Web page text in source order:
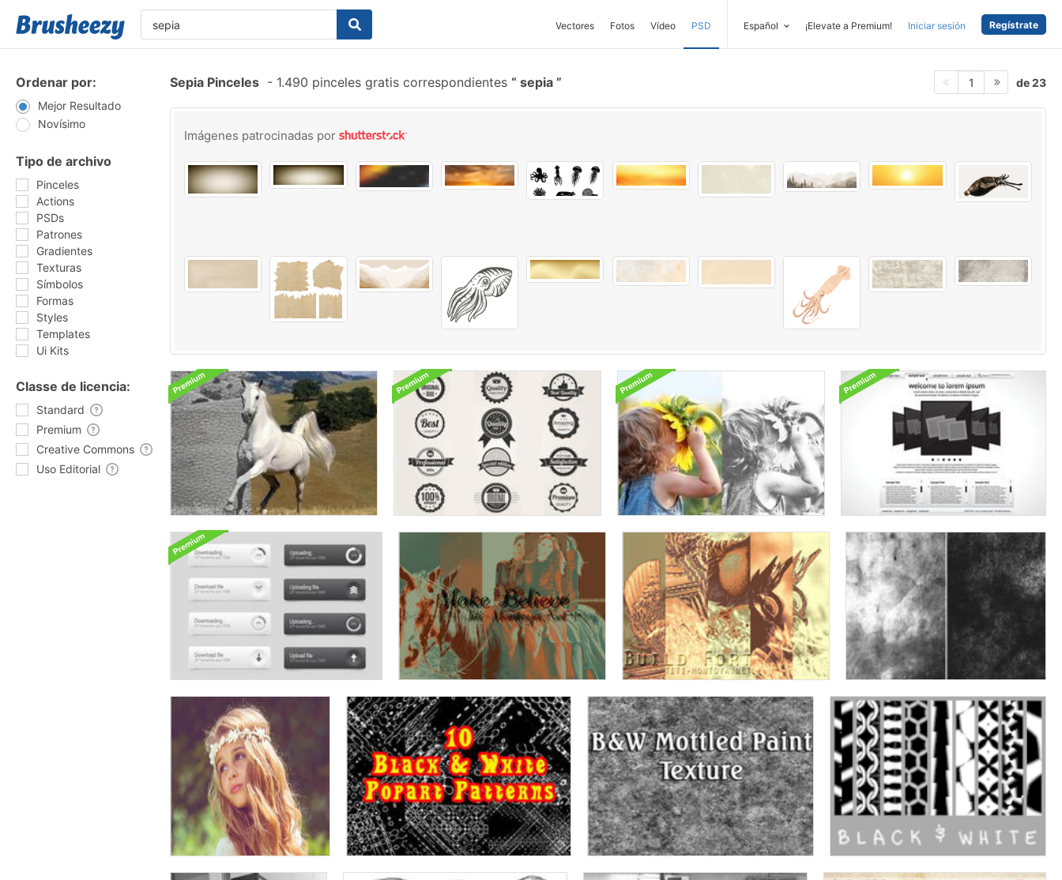
Vectores Fotos Vídeo PSD Español ¡Elevate a Premium! Iniciar sesión Regístrate
Ordenar por:
Mejor Resultado
Novísimo
Tipo de archivo
Pinceles
Actions
PSDs
Patrones
Gradientes
Texturas
Símbolos
Formas
Styles
Templates
Ui Kits
Classe de licencia:
Standard
Premium
Creative Commons
Uso Editorial
Sepia Pinceles - 1.490 pinceles gratis correspondientes sepia 1 de 23
Imágenes patrocinadas por